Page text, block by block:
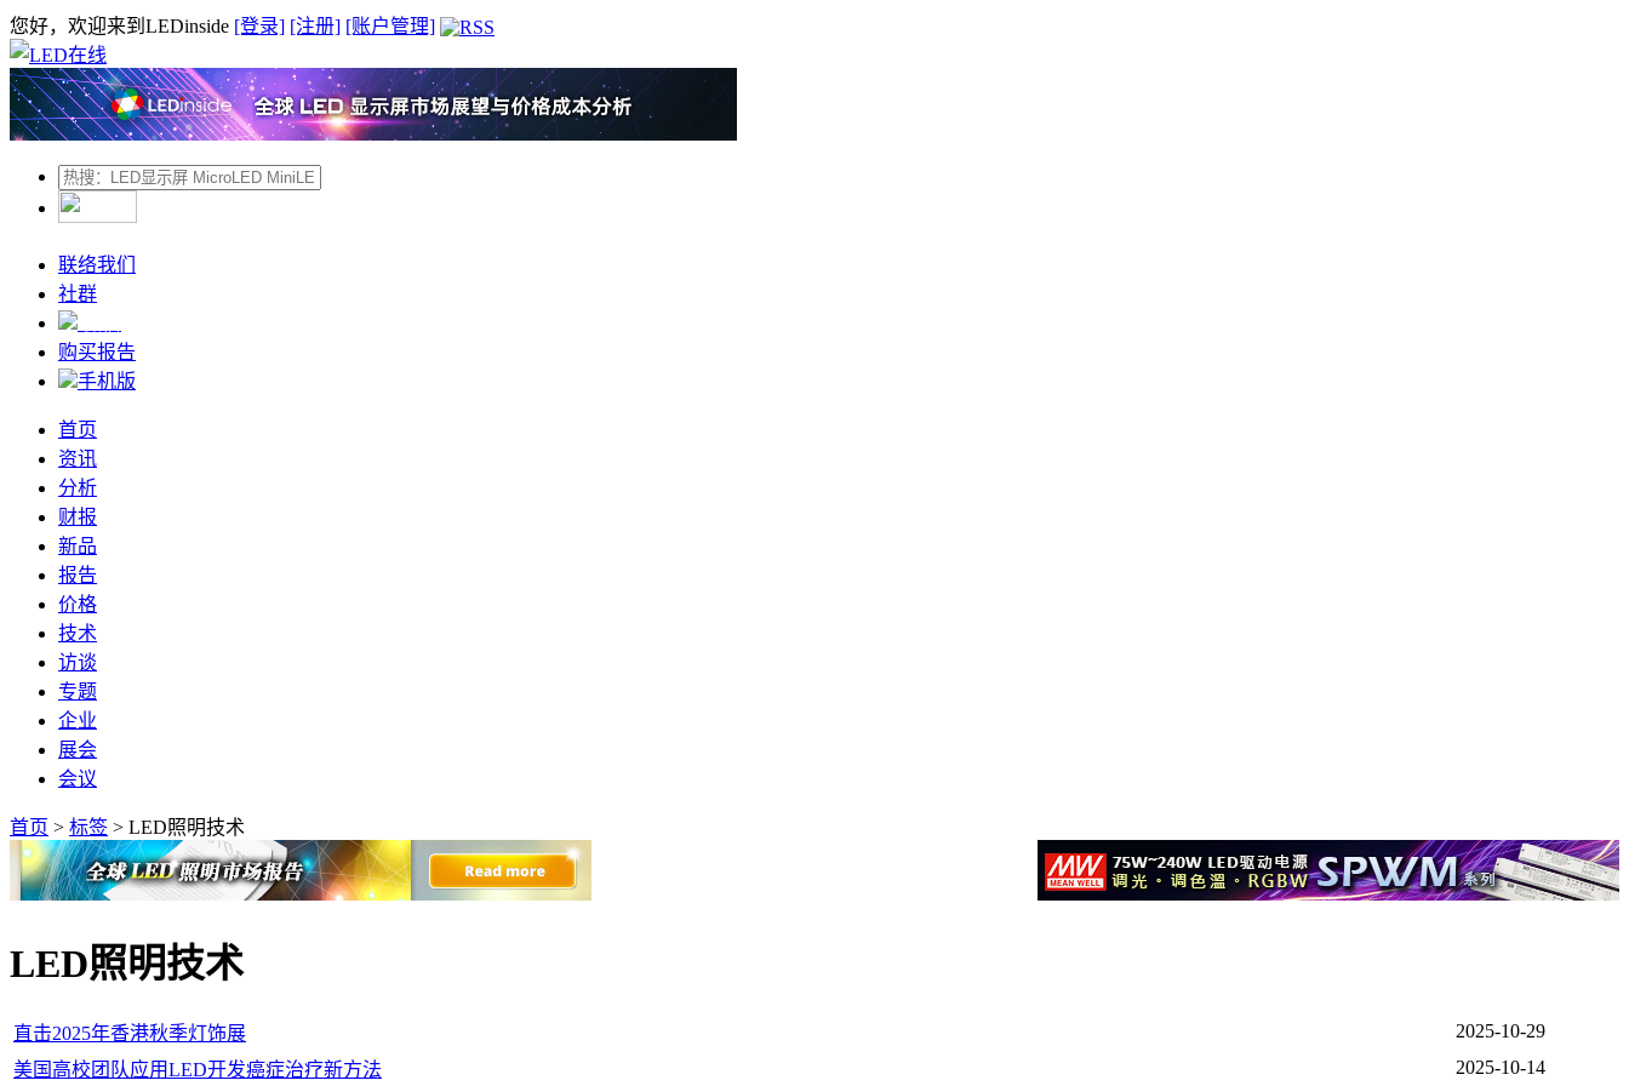
您好，欢迎来到LEDinside [登录] [注册] [账户管理]
联络我们
社群
购买报告
手机版
首页
资讯
分析
财报
新品
报告
价格
技术
访谈
专题
企业
展会
会议
首页 > 标签 > LED照明技术
LED照明技术
直击2025年香港秋季灯饰展
2025-10-29
美国高校团队应用LED开发癌症治疗新方法
2025-10-14